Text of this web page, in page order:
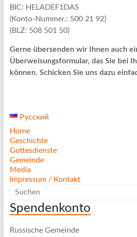
BIC: HELADEF1DAS
(Konto-Nummer.: 500 21 92)
(BLZ: 508 501 50)
Gerne übersenden wir Ihnen auch
Überweisungsformular, das Sie bei
können. Schicken Sie uns dazu
Русский
Home
Geschichte
Gottesdienste
Gemeinde
Media
Impressum / Kontakt
Spendenkonto
Russische Gemeinde